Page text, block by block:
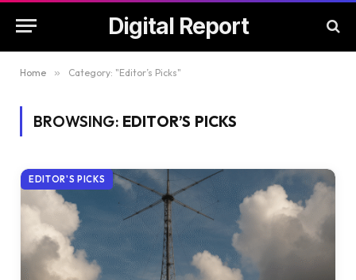
Digital Report
Home » Category: "Editor’s Picks"
BROWSING: EDITOR’S PICKS
EDITOR'S PICKS